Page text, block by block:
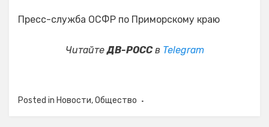
Пресс-служба ОСФР по Приморскому краю
ЧитайтеДВ-РОССв Telegram
Posted in Новости,Общество